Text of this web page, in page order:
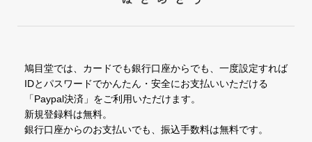
鳩目堂では、カードでも銀行口座からでも、一度設定すれば
IDとパスワードでかんたん・安全にお支払いいただける
「Paypal決済」をご利用いただけます。
新規登録料は無料。
銀行口座からのお支払いでも、振込手数料は無料です。